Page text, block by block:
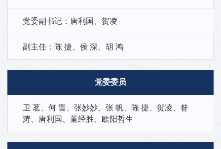
党委副书记：唐利国、贺凌
副主任：陈 捷、侯 深、胡 鸿
党委委员
卫 茗、何 晋、张妙妙、张 帆、陈 捷、贺凌、昝
涛、唐利国、董经胜、欧阳哲生